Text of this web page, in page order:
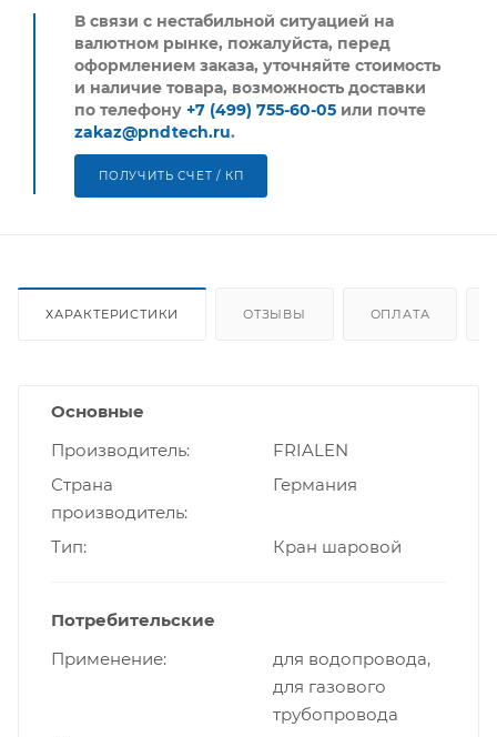
В связи с нестабильной ситуацией на
валютном рынке, пожалуйста, перед
оформлением заказа, уточняйте стоимость
и наличие товара, возможность доставки
по телефону +7 (499) 755-60-05 или почте
zakaz@pndtech.ru.
ПОЛУЧИТЬ СЧЕТ / КП
ХАРАКТЕРИСТИКИ ОТЗЫВЫ ОПЛАТА
Основные
Производитель
FRIALEN
Страна
производитель
Германия
Тип Кран шаровой
Потребительские
Применение
для водопровода,
для газового
трубопровода